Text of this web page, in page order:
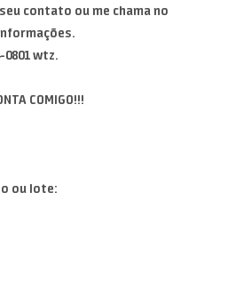
contato ou me chama no
0801 wtz.
COMIGO!!!
ou lote: